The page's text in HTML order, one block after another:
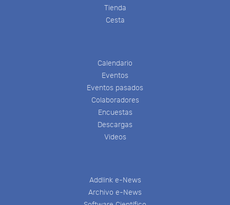
Tienda
Cesta
Calendario
Eventos
Eventos pasados
Colaboradores
Encuestas
Descargas
Videos
Addlink e-News
Archivo e-News